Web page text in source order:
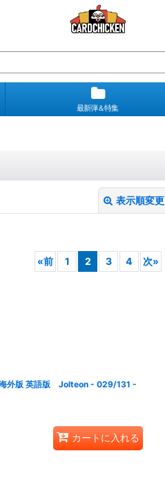
最新弾＆特集
表示順変更
«前 1 2 3 4 次»
外版 英語版 Jolteon - 029/131 -
カートに入れる